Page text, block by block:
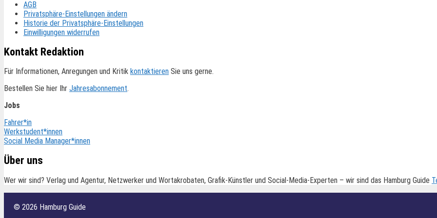
AGB
Privatsphäre-Einstellungen ändern
Historie der Privatsphäre-Einstellungen
Einwilligungen widerrufen
Kontakt Redaktion
Für Informationen, Anregungen und Kritik kontaktieren Sie uns gerne.
Bestellen Sie hier Ihr Jahresabonnement.
Jobs
Fahrer*in
Werkstudent*innen
Social Media Manager*innen
Über uns
Wer wir sind? Verlag und Agentur, Netzwerker und Wortakrobaten, Grafik-Künstler und Social-Media-Experten – wir sind das Hamburg Guide
© 2026 Hamburg Guide